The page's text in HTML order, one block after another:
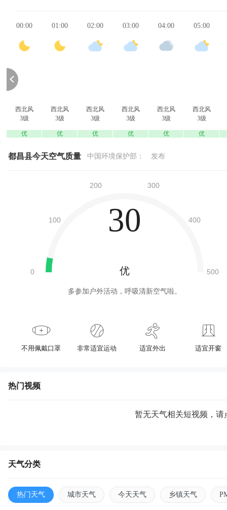
00:00
西北风
3级
优
01:00
西北风
3级
优
02:00
西北风
3级
优
03:00
西北风
3级
优
04:00
西北风
3级
优
05:00
西北风
3级
优
都昌县今天空气质量 中国环境保护部： 发布
30
优
多参加户外活动，呼吸清新空气啦。
不用佩戴口罩 非常适宜运动 适宜外出 适宜开窗
热门视频
暂无天气相关短视频，请
天气分类
热门天气 城市天气 今天天气 乡镇天气